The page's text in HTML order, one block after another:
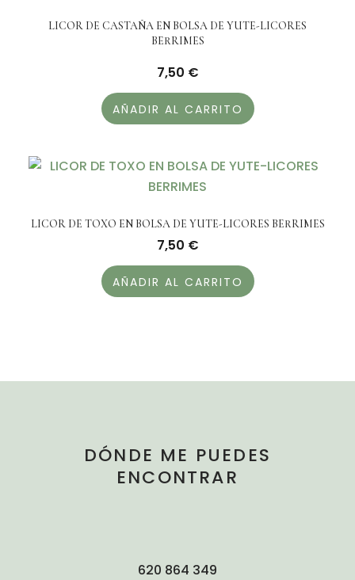
LICOR DE CASTAÑA EN BOLSA DE YUTE-LICORES
BERRIMES
7,50 €
AÑADIR AL CARRITO
LICOR DE TOXO EN BOLSA DE YUTE-LICORES BERRIMES
7,50 €
AÑADIR AL CARRITO
DÓNDE ME PUEDES
ENCONTRAR
620 864 349